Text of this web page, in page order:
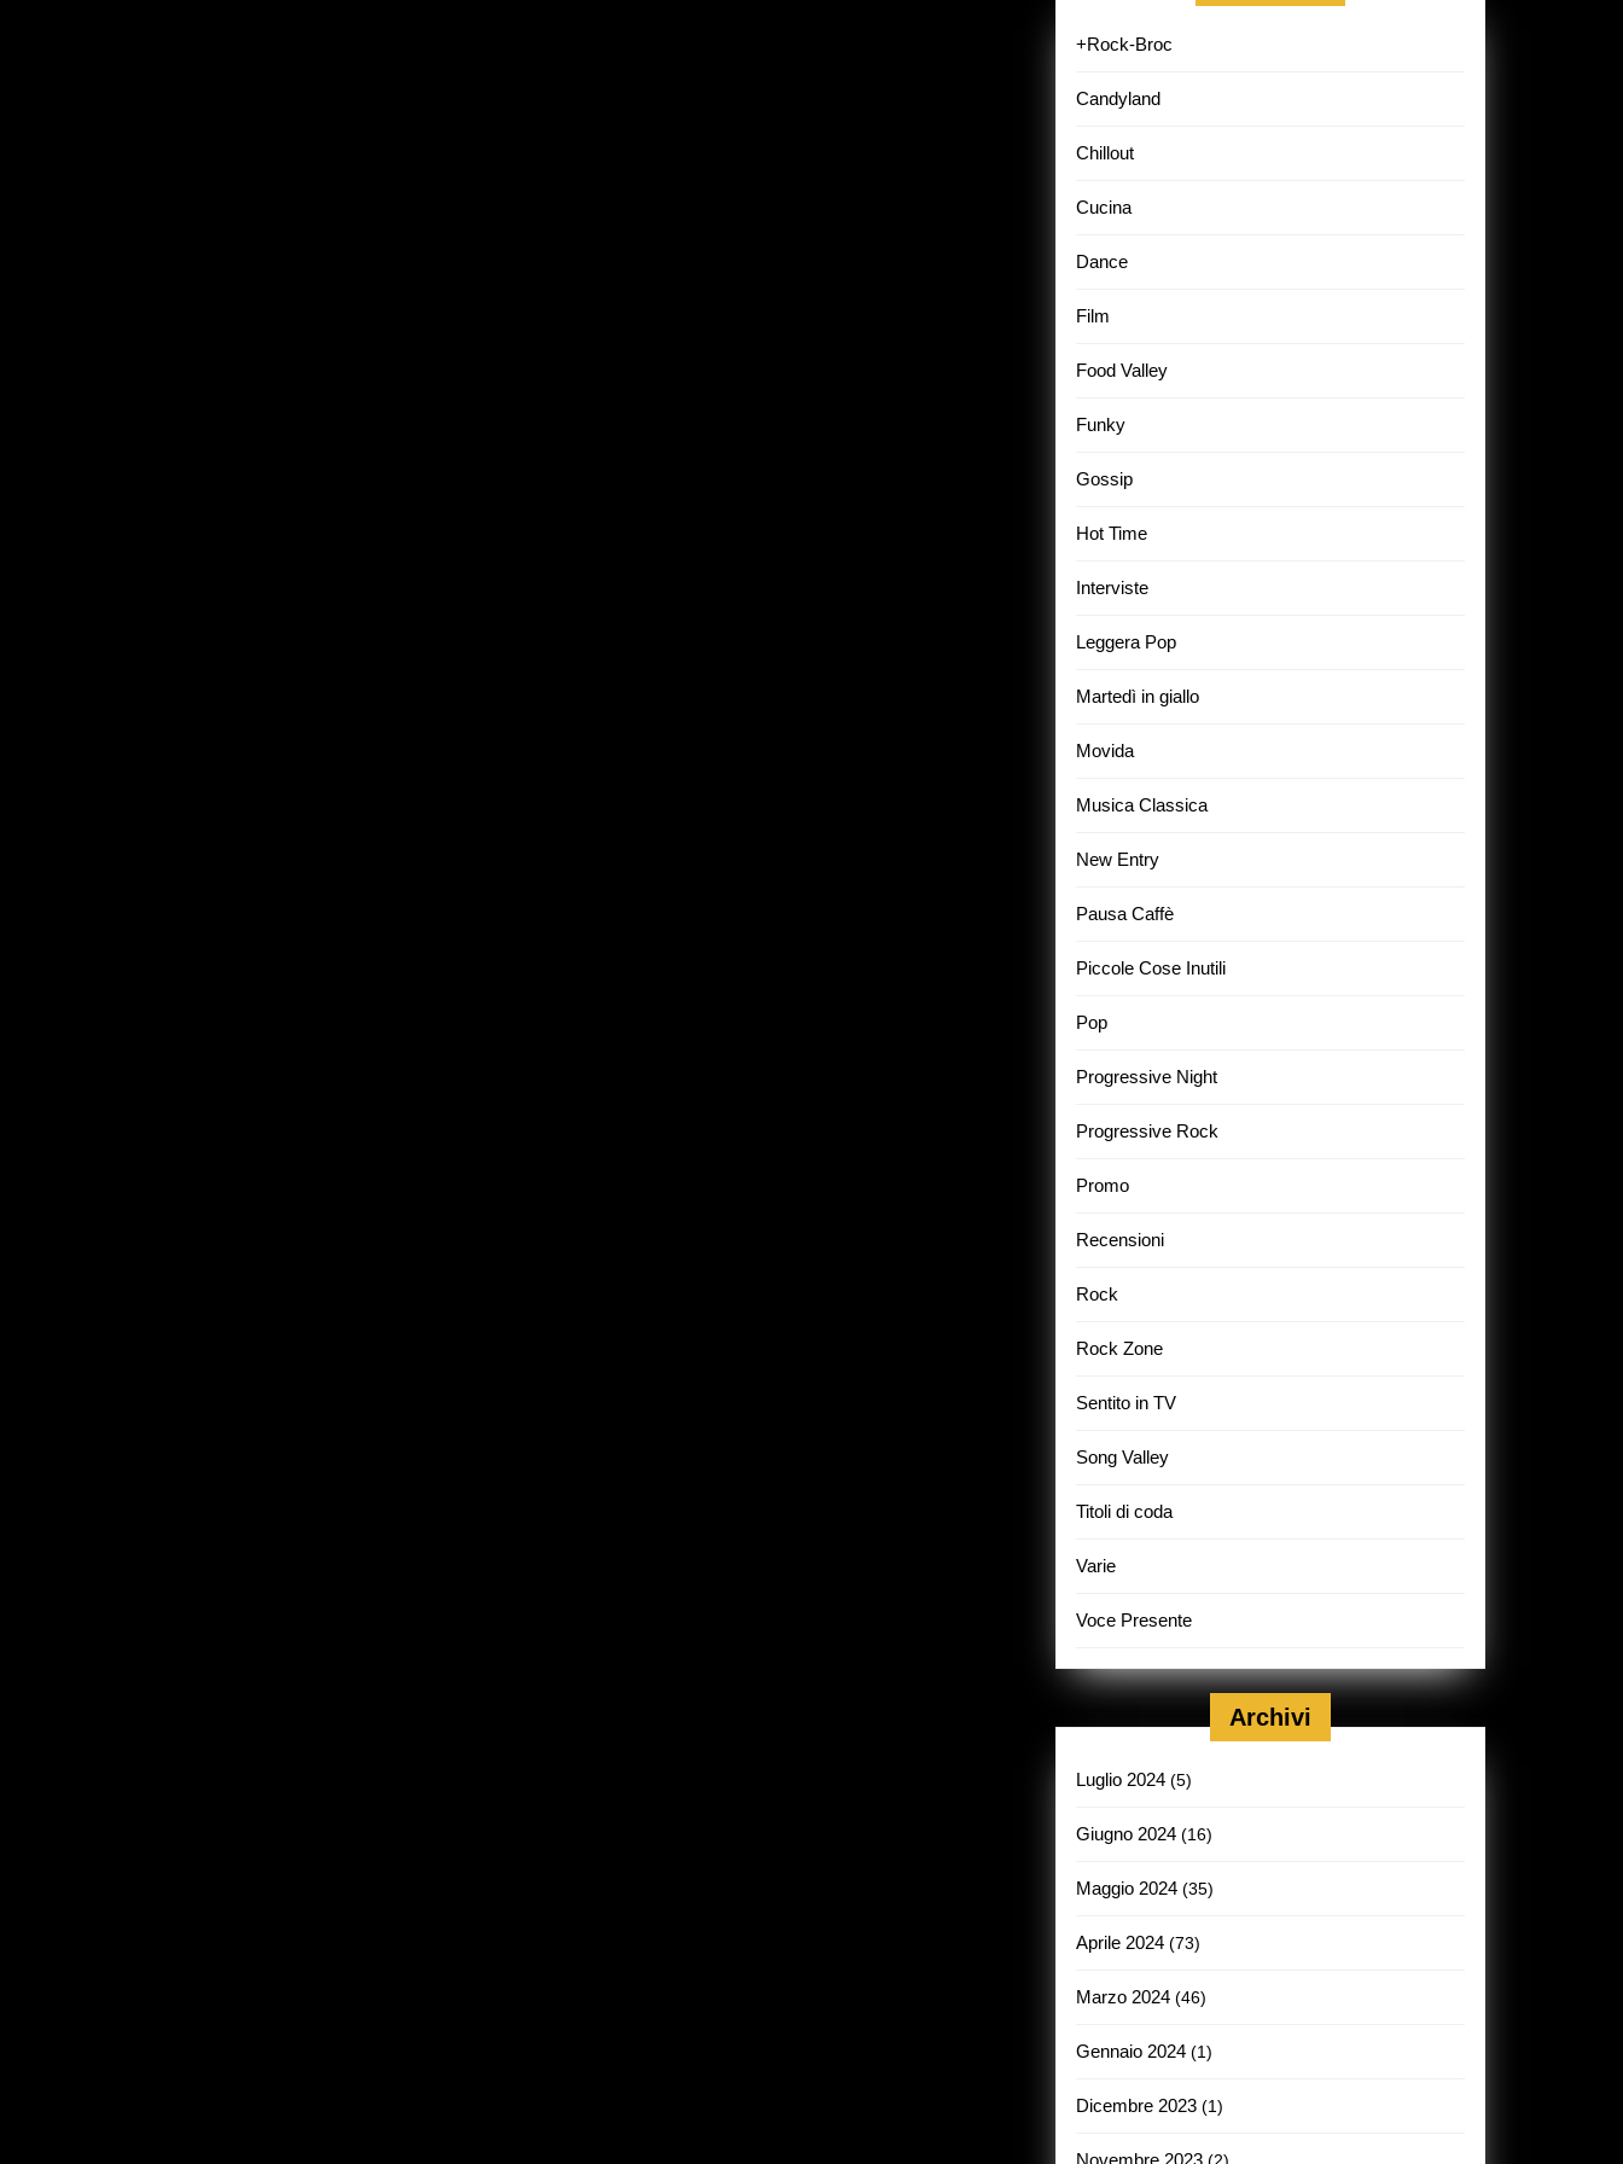
+Rock-Broc
Candyland
Chillout
Cucina
Dance
Film
Food Valley
Funky
Gossip
Hot Time
Interviste
Leggera Pop
Martedì in giallo
Movida
Musica Classica
New Entry
Pausa Caffè
Piccole Cose Inutili
Pop
Progressive Night
Progressive Rock
Promo
Recensioni
Rock
Rock Zone
Sentito in TV
Song Valley
Titoli di coda
Varie
Voce Presente
Archivi
Luglio 2024 (5)
Giugno 2024 (16)
Maggio 2024 (35)
Aprile 2024 (73)
Marzo 2024 (46)
Gennaio 2024 (1)
Dicembre 2023 (1)
Novembre 2023